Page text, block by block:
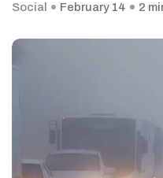
Social
February 14 2